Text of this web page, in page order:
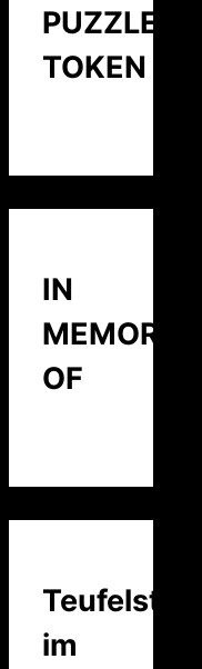
PUZZLE
TOKEN
IN
MEMORY
OF
Teufelstalk
im